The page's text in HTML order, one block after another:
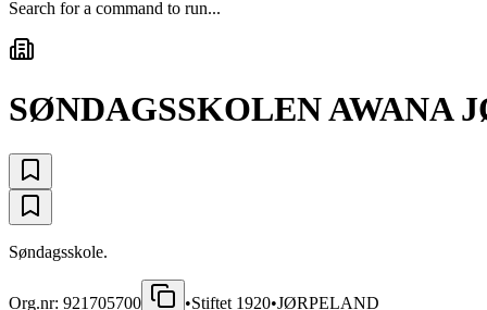
Search for a command to run...
SØNDAGSSKOLEN AWANA
Søndagsskole.
Org.nr: 921705700 •Stiftet 1920•JØRPELAND